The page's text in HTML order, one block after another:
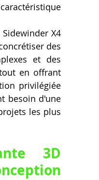
X4
des
et des
en offrant
privilégiée
besoin d'une
les plus
3D